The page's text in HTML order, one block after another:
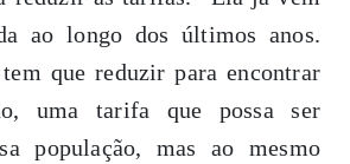
ao longo dos últimos anos.
que reduzir para encontrar
uma tarifa que possa ser
população, mas ao mesmo